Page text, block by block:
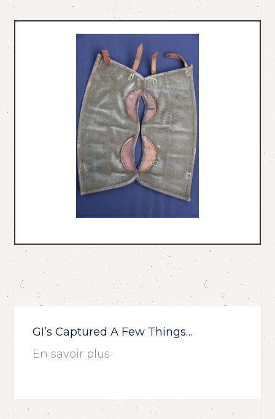
GI’s Captured A Few Things…
En savoir plus